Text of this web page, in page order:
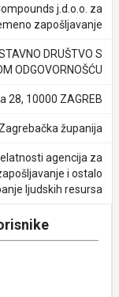
j.d.o.o. za
zapošljavanje
DRUŠTVO S
ODGOVORNOŠĆU
28, 10000 ZAGREB
županija
agencija za
i ostalo
ljudskih resursa